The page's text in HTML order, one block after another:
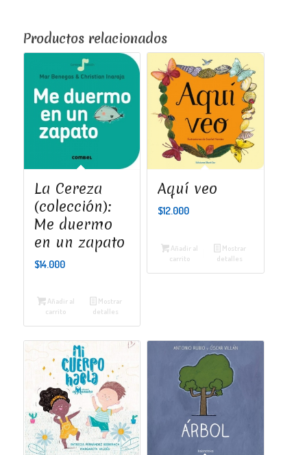
Productos relacionados
La Cereza
(colección):
Me duermo
en un zapato
$14.000
Añadir al
carrito
Mostrar
detalles
Aquí veo
$12.000
Añadir al
carrito
Mostrar
detalles